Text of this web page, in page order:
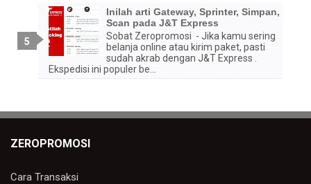
Inilah arti Gateway, Sprinter, Simpan,
Scan pada J&T Express
Sobat Zeropromosi - Jika kamu sering
belanja online atau kirim paket, pasti
sudah akrab dengan J&T Express .
Ekspedisi ini populer be...
ZEROPROMOSI
Cara Transaksi